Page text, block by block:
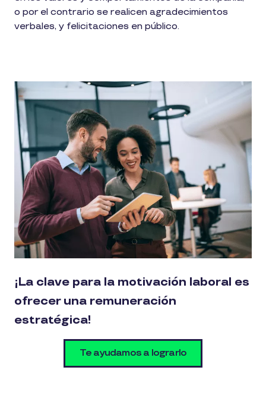
o por el contrario se realicen agradecimientos
verbales, y felicitaciones en público.
¡La clave para la motivación laboral es
ofrecer una remuneración
estratégica!
Te ayudamos a lograrlo